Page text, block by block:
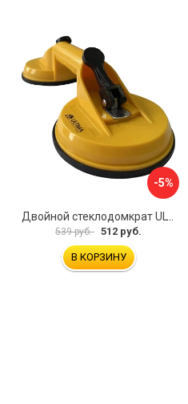
-5%
Двойной стеклодомкрат ULTIMA 2
539 руб. 512 руб.
В КОРЗИНУ